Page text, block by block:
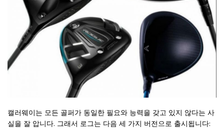
캘러웨이는 모든 골퍼가 동일한 필요와 능력을 갖고 있지 않다는 사
실을 잘 압니다. 그래서 로그는 다음 세 가지 버전으로 출시됩니다: